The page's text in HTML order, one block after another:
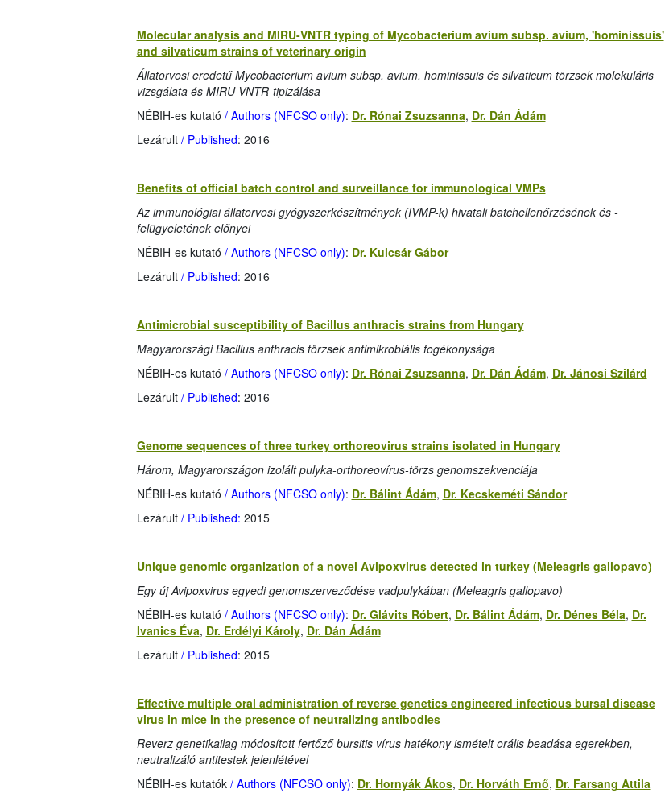
Molecular analysis and MIRU-VNTR typing of Mycobacterium avium subsp. avium, 'hominissuis'
and silvaticum strains of veterinary origin
Állatorvosi eredetű Mycobacterium avium subsp. avium, hominissuis és silvaticum törzsek molekuláris
vizsgálata és MIRU-VNTR-tipizálása
NÉBIH-es kutató / Authors (NFCSO only): Dr. Rónai Zsuzsanna, Dr. Dán Ádám
Lezárult/ Published: 2016
Benefits of official batch control and surveillance for immunological VMPs
Az immunológiai állatorvosi gyógyszerkészítmények (IVMP-k) hivatali batchellenőrzésének és -
felügyeletének előnyei
NÉBIH-es kutató / Authors (NFCSO only): Dr. Kulcsár Gábor
Lezárult/ Published: 2016
Antimicrobial susceptibility of Bacillus anthracis strains from Hungary
Magyarországi Bacillus anthracis törzsek antimikrobiális fogékonysága
NÉBIH-es kutató / Authors (NFCSO only): Dr. Rónai Zsuzsanna, Dr. Dán Ádám, Dr. Jánosi Szilárd
Lezárult/ Published: 2016
Genome sequences of three turkey orthoreovirus strains isolated in Hungary
Három, Magyarországon izolált pulyka-orthoreovírus-törzs genomszekvenciája
NÉBIH-es kutató / Authors (NFCSO only): Dr. Bálint Ádám, Dr. Kecskeméti Sándor
Lezárult/ Published: 2015
Unique genomic organization of a novel Avipoxvirus detected in turkey (Meleagris gallopavo)
Egy új Avipoxvirus egyedi genomszerveződése vadpulykában (Meleagris gallopavo)
NÉBIH-es kutató / Authors (NFCSO only): Dr. Glávits Róbert, Dr. Bálint Ádám, Dr. Dénes Béla, Dr.
Ivanics Éva, Dr. Erdélyi Károly, Dr. Dán Ádám
Lezárult/ Published: 2015
Effective multiple oral administration of reverse genetics engineered infectious bursal disease
virus in mice in the presence of neutralizing antibodies
Reverz genetikailag módosított fertőző bursitis vírus hatékony ismételt orális beadása egerekben,
neutralizáló antitestek jelenlétével
NÉBIH-es kutatók/ Authors (NFCSO only): Dr. Hornyák Ákos, Dr. Horváth Ernő, Dr. Farsang Attila